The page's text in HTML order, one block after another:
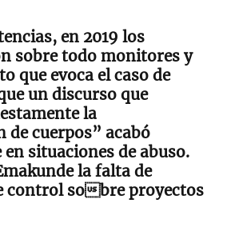
en 2019 los
sobre todo monitores y
que evoca el caso de
un discurso que
la
de cuerpos” acabó
situaciones de abuso.
la falta de
control sobre proyectos